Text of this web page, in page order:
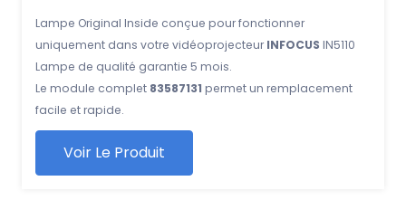
Lampe Original Inside conçue pour fonctionner
uniquement dans votre vidéoprojecteur INFOCUS IN5110
Lampe de qualité garantie 5 mois.
Le module complet 83587131 permet un remplacement
facile et rapide.
Voir Le Produit